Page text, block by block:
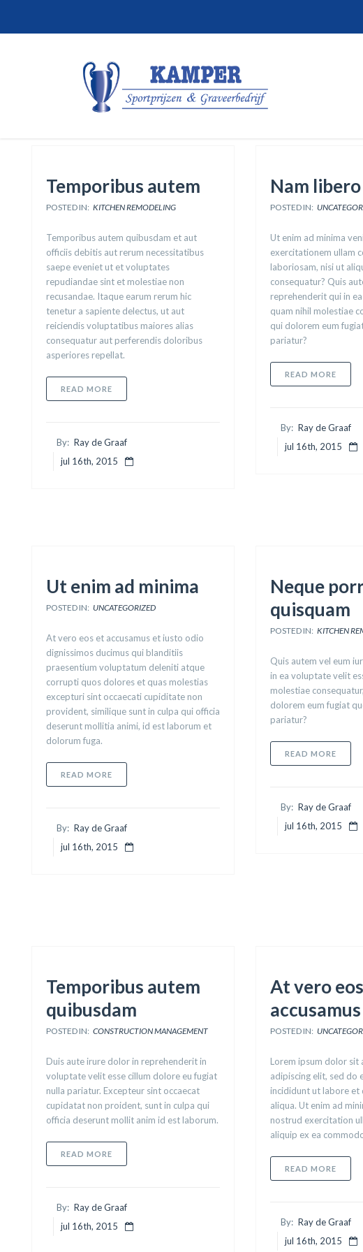
Temporibus autem
POSTED IN: KITCHEN REMODELING
Temporibus autem quibusdam et aut
officiis debitis aut rerum necessitatibus
saepe eveniet ut et voluptates
repudiandae sint et molestiae non
recusandae. Itaque earum rerum hic
tenetur a sapiente delectus, ut aut
reiciendis voluptatibus maiores alias
consequatur aut perferendis doloribus
asperiores repellat.
READ MORE
By: Ray de Graaf
jul 16th, 2015
Nam
POSTED IN:
Ut enim ad minima
exercitationem ullam
laboriosam, nisi ut
consequatur? Quis
reprehenderit qui in
quam nihil molestiae
qui dolorem eum
pariatur?
READ MORE
By: Ray de Graaf
jul 16th, 2015
Ut enim ad minima
POSTED IN: UNCATEGORIZED
At vero eos et accusamus et iusto odio
dignissimos ducimus qui blanditiis
praesentium voluptatum deleniti atque
corrupti quos dolores et quas molestias
excepturi sint occaecati cupiditate non
provident, similique sunt in culpa qui officia
deserunt mollitia animi, id est laborum et
dolorum fuga.
READ MORE
By: Ray de Graaf
jul 16th, 2015
Neque
quisquam
POSTED IN: KITCHEN
Quis autem vel eum
in ea voluptate velit
molestiae
dolorem eum fugiat
pariatur?
READ MORE
By: Ray de Graaf
jul 16th, 2015
Temporibus autem
quibusdam
POSTED IN: CONSTRUCTION MANAGEMENT
Duis aute irure dolor in reprehenderit in
voluptate velit esse cillum dolore eu fugiat
nulla pariatur. Excepteur sint occaecat
cupidatat non proident, sunt in culpa qui
officia deserunt mollit anim id est laborum.
READ MORE
By: Ray de Graaf
jul 16th, 2015
At vero
accusamus
POSTED IN:
Lorem ipsum dolor sit
adipiscing elit, sed do
incididunt ut labore et
aliqua. Ut enim ad
nostrud exercitation
aliquip ex ea
READ MORE
By: Ray de Graaf
jul 16th, 2015